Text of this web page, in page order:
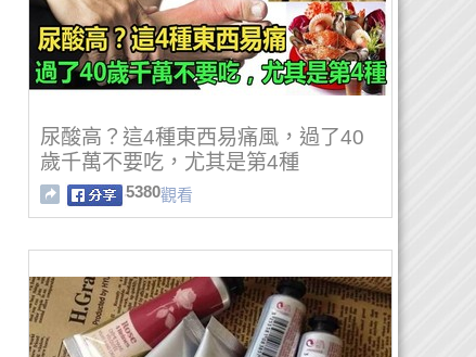
尿酸高？這4種東西易痛風，過了40
歲千萬不要吃，尤其是第4種
5380觀看